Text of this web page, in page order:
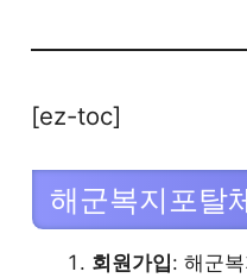
[ez-toc]
해군복지포탈
회원가입: 해군